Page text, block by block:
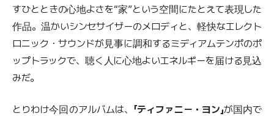
すひとときの心地よさを“家”という空間にたとえて表現した
作品。温かいシンセサイザーのメロディと、軽快なエレクト
ロニック・サウンドが見事に調和するミディアムテンポのポ
ップトラックで、聴く人に心地よいエネルギーを届ける見込
みだ。
とりわけ今回のアルバムは、 「ティファニー・ヨン」が国内で